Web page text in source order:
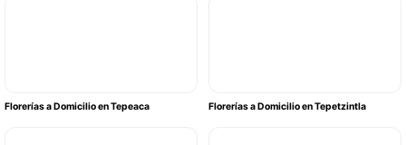
Florerías a Domicilio en Tepeaca Florerías a Domicilio en Tepetzintla